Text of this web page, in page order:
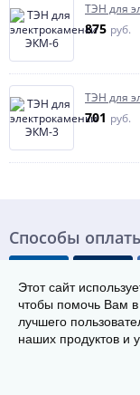
ТЭН для
875 руб.
ТЭН для
701 руб.
Способы
© Группа заводов
Этот сайт
чтобы помочь Вам в
лучшего
наших продуктов и